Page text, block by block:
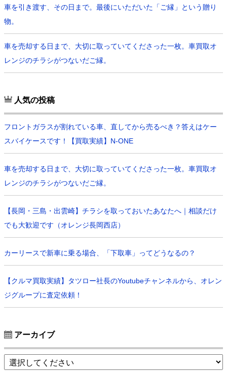
車を引き渡す、その日まで。最後にいただいた「ご縁」という贈り
物。
車を売却する日まで、大切に取っていてくださった一枚。車買取オ
レンジのチラシがつないだご縁。
人気の投稿
フロントガラスが割れている車、直してから売るべき？答えはケー
スバイケースです！【買取実績】N-ONE
車を売却する日まで、大切に取っていてくださった一枚。車買取オ
レンジのチラシがつないだご縁。
【長岡・三島・出雲崎】チラシを取っておいたあなたへ｜相談だけ
でも大歓迎です（オレンジ長岡西店）
カーリースで新車に乗る場合、「下取車」ってどうなるの？
【クルマ買取実績】タツロー社長のYoutubeチャンネルから、オレン
ジグループに査定依頼！
アーカイブ